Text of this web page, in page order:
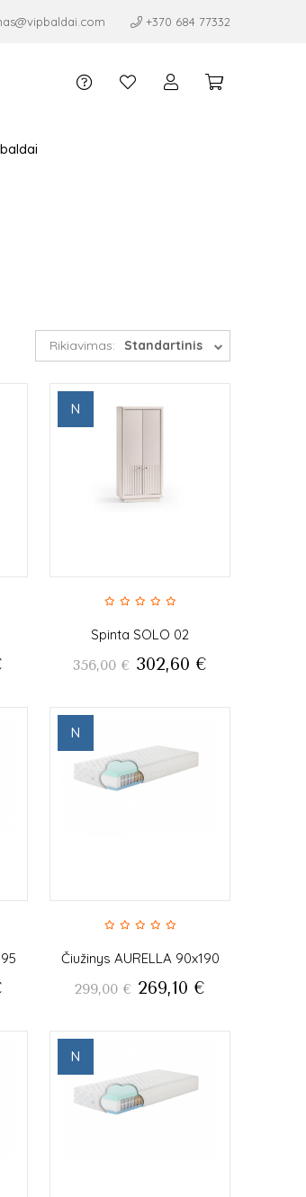
+370 684 77332
Rikiavimas: Standartinis
N
Spinta SOLO 02
356,00 € 302,60 €
N
Čiužinys AURELLA 90x190
299,00 € 269,10 €
N